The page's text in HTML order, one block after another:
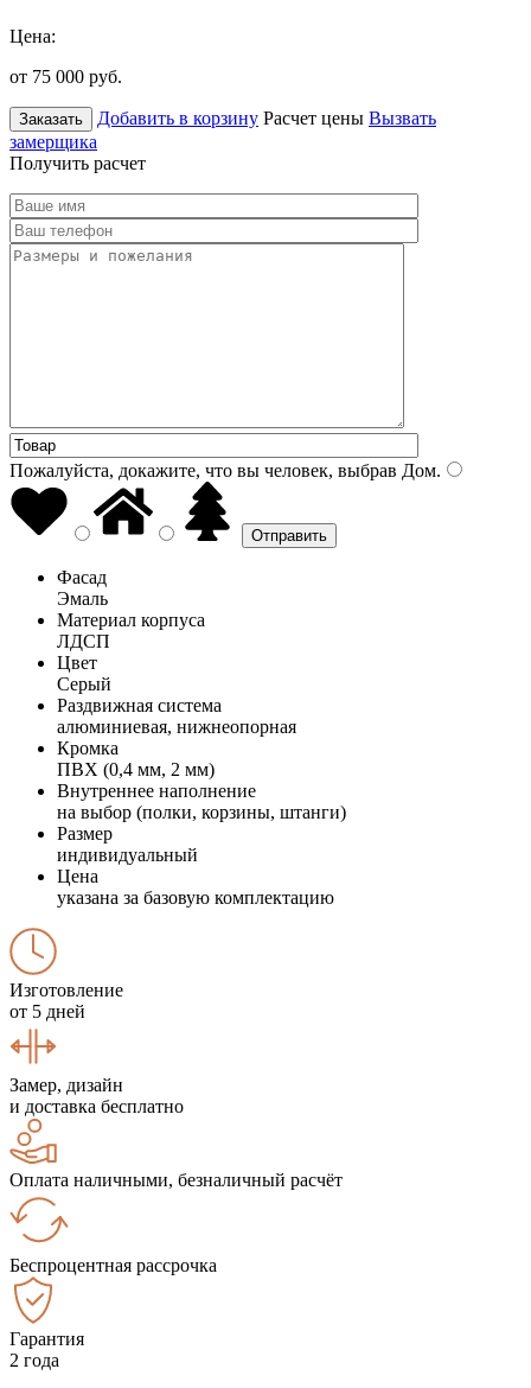
Цена:
от 75 000 руб.
Заказать Добавить в корзину Расчет цены Вызвать
замерщика
Получить расчет
Пожалуйста, докажите, что вы человек, выбрав Дом.
Фасад
Эмаль
Материал корпуса
ЛДСП
Цвет
Серый
Раздвижная система
алюминиевая, нижнеопорная
Кромка
ПВХ (0,4 мм, 2 мм)
Внутреннее наполнение
на выбор (полки, корзины, штанги)
Размер
индивидуальный
Цена
указана за базовую комплектацию
Изготовление
от 5 дней
Замер, дизайн
и доставка бесплатно
Оплата наличными, безналичный расчёт
Беспроцентная рассрочка
Гарантия
2 года